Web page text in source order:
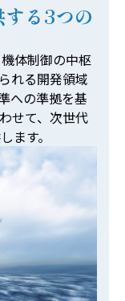
る3つの
体制御の中枢
れる開発領域
への準拠を基
せて、次世代
ます。